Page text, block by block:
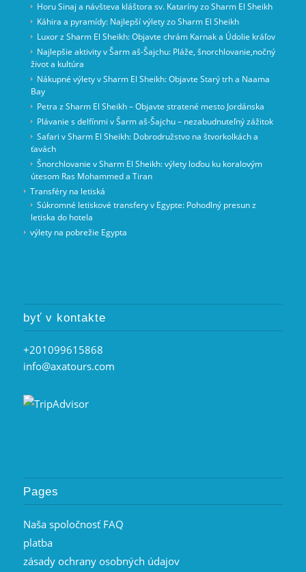
Horu Sinaj a návšteva kláštora sv. Kataríny zo Sharm El Sheikh
Káhira a pyramídy: Najlepší výlety zo Sharm El Sheikh
Luxor z Sharm El Sheikh: Objavte chrám Karnak a Údolie kráľov
Najlepšie aktivity v Šarm aš-Šajchu: Pláže, šnorchlovanie,nočný
život a kultúra
Nákupné výlety v Sharm El Sheikh: Objavte Starý trh a Naama
Bay
Petra z Sharm El Sheikh – Objavte stratené mesto Jordánska
Plávanie s delfínmi v Šarm aš-Šajchu – nezabudnuteľný zážitok
Safari v Sharm El Sheikh: Dobrodružstvo na štvorkolkách a
ťavách
Šnorchlovanie v Sharm El Sheikh: výlety loďou ku koralovým
útesom Ras Mohammed a Tiran
Transféry na letiská
Súkromné letiskové transfery v Egypte: Pohodlný presun z
letiska do hotela
výlety na pobrežie Egypta
byť v kontakte
+201099615868
info@axatours.com
Pages
Naša spoločnosť FAQ
platba
zásady ochrany osobných údajov